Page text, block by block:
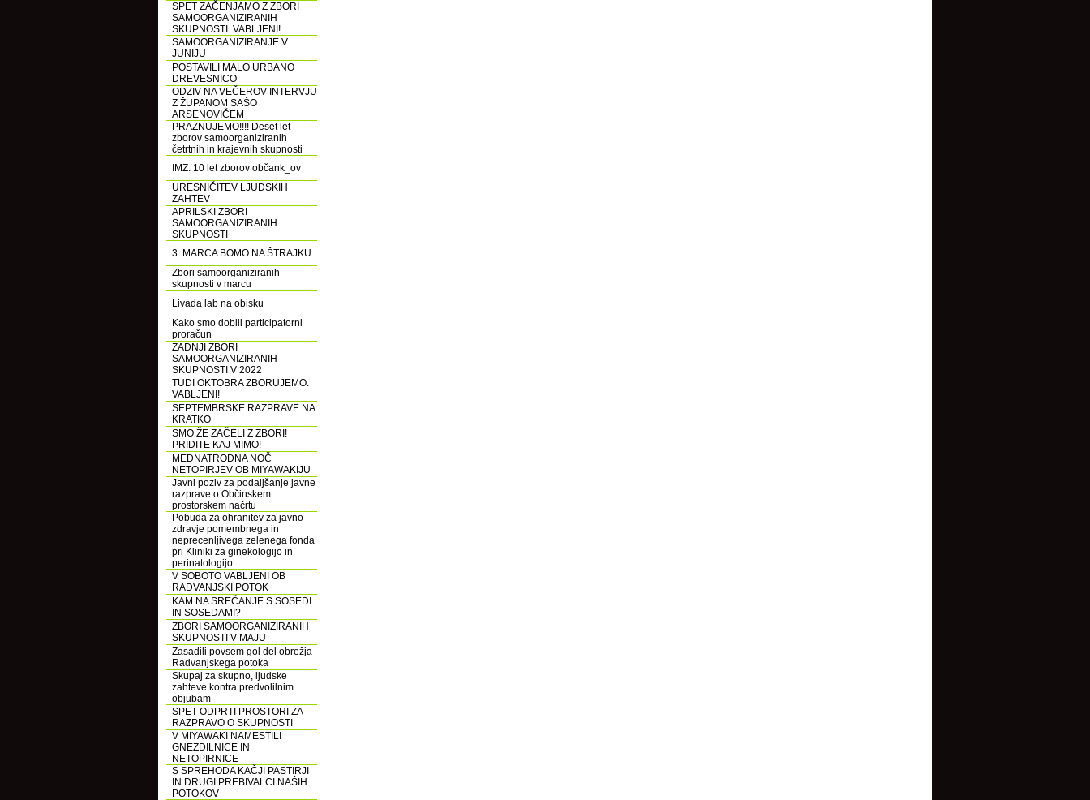
SPET ZAČENJAMO Z ZBORI
SAMOORGANIZIRANIH
SKUPNOSTI. VABLJENI!
SAMOORGANIZIRANJE V
JUNIJU
POSTAVILI MALO URBANO
DREVESNICO
ODZIV NA VEČEROV INTERVJU
Z ŽUPANOM SAŠO
ARSENOVIČEM
PRAZNUJEMO!!!! Deset let
zborov samoorganiziranih
četrtnih in krajevnih skupnosti
IMZ: 10 let zborov občank_ov
URESNIČITEV LJUDSKIH
ZAHTEV
APRILSKI ZBORI
SAMOORGANIZIRANIH
SKUPNOSTI
3. MARCA BOMO NA ŠTRAJKU
Zbori samoorganiziranih
skupnosti v marcu
Livada lab na obisku
Kako smo dobili participatorni
proračun
ZADNJI ZBORI
SAMOORGANIZIRANIH
SKUPNOSTI V 2022
TUDI OKTOBRA ZBORUJEMO.
VABLJENI!
SEPTEMBRSKE RAZPRAVE NA
KRATKO
SMO ŽE ZAČELI Z ZBORI!
PRIDITE KAJ MIMO!
MEDNATRODNA NOČ
NETOPIRJEV OB MIYAWAKIJU
Javni poziv za podaljšanje javne
razprave o Občinskem
prostorskem načrtu
Pobuda za ohranitev za javno
zdravje pomembnega in
neprecenljivega zelenega fonda
pri Kliniki za ginekologijo in
perinatologijo
V SOBOTO VABLJENI OB
RADVANJSKI POTOK
KAM NA SREČANJE S SOSEDI
IN SOSEDAMI?
ZBORI SAMOORGANIZIRANIH
SKUPNOSTI V MAJU
Zasadili povsem gol del obrežja
Radvanjskega potoka
Skupaj za skupno, ljudske
zahteve kontra predvolilnim
objubam
SPET ODPRTI PROSTORI ZA
RAZPRAVO O SKUPNOSTI
V MIYAWAKI NAMESTILI
GNEZDILNICE IN
NETOPIRNICE
S SPREHODA KAČJI PASTIRJI
IN DRUGI PREBIVALCI NAŠIH
POTOKOV